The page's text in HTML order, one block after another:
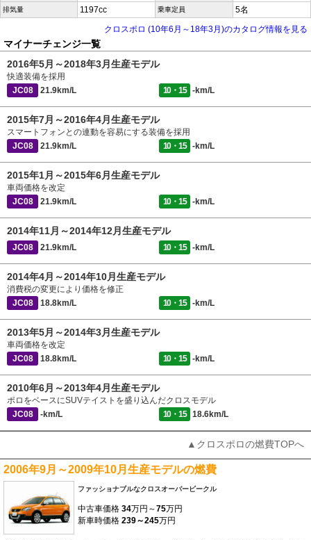
排気量 1197cc 乗車定員
5名
クロスポロ (10年6月～18年3月)のカタログ情報を見る
マイナーチェンジ一覧
2016年5月～2018年3月生産モデル
快適装備を採用
JC08
21.9km/L 10・15 -km/L
2015年7月～2016年4月生産モデル
スマートフォンとの連動を容易にする装備を採用
JC08
21.9km/L 10・15 -km/L
2015年1月～2015年6月生産モデル
車両価格を改定
JC08
21.9km/L 10・15 -km/L
2014年11月～2014年12月生産モデル
JC08 21.9km/L 10・15 -km/L
2014年4月～2014年10月生産モデル
消費税の変更により価格を修正
JC08
18.8km/L 10・15 -km/L
2013年5月～2014年3月生産モデル
車両価格を改定
JC08
18.8km/L 10・15 -km/L
2010年6月～2013年4月生産モデル
ポロをベースにSUVテイストを盛り込んだクロスモデル
JC08
-km/L 10・15 18.6km/L
▲クロスポロの燃費TOPへ
2006年9月～2009年10月生産モデルの燃費
ファッショナブルなクロスオーバービークル
中古車価格 34万円～75万円
新車時価格 239～245万円